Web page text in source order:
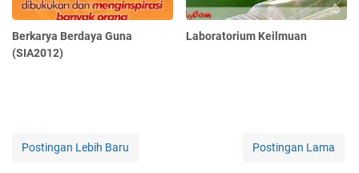
Berkarya Berdaya Guna
(SIA2012)
Laboratorium Keilmuan
Postingan Lebih Baru Postingan Lama